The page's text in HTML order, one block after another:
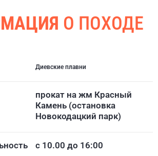
О ПОХОДЕ
Диевские плавни
прокат на жм Красный
Камень (остановка
Новокодацкий парк)
с 10.00 до 16:00